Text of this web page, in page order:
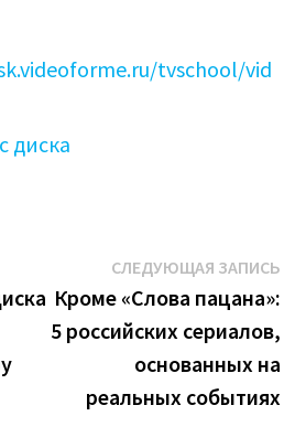
tvschool/vid
диска
СЛЕДУЮЩАЯ ЗАПИСЬ
Кроме «Слова пацана»:
5 российских сериалов,
основанных на
реальных событиях